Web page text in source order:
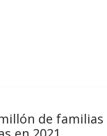
de familias